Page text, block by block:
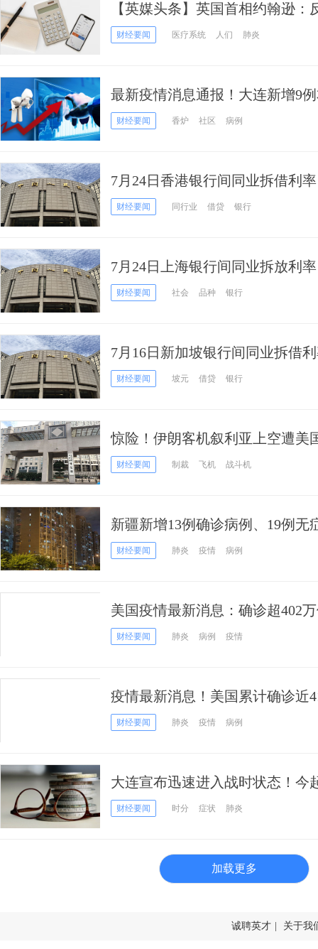
【英媒头条】英国首相约翰逊：
召全民减肥
财经要闻 医疗系统 人们 肺炎
最新疫情消息通报！大连新增9
例无症状感染者
财经要闻 香炉 社区 病例
7月24日香港银行间同业拆借利率
财经要闻 同行业 借贷 银行
7月24日上海银行间同业拆放利率
财经要闻 社会 品种 银行
7月16日新加坡银行间同业拆借
财经要闻 坡元 借贷 银行
惊险！伊朗客机叙利亚上空遭美
受伤
财经要闻 制裁 飞机 战斗机
新疆新增13例确诊病例、19例无
正在接受医学观察
财经要闻 肺炎 疫情 病例
美国疫情最新消息：确诊超402
财经要闻 肺炎 病例 疫情
疫情最新消息！美国累计确诊近
20年在美国现身 或与新冠肆虐有
财经要闻 肺炎 疫情 病例
大连宣布迅速进入战时状态！今
黑龙江新增大连密切接触者
财经要闻 时分 症状 肺炎
加载更多
诚聘英才 关于我